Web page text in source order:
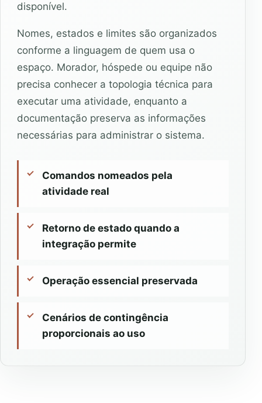
disponível.
Nomes, estados e limites são organizados
conforme a linguagem de quem usa o
espaço. Morador, hóspede ou equipe não
precisa conhecer a topologia técnica para
executar uma atividade, enquanto a
documentação preserva as informações
necessárias para administrar o sistema.
Comandos nomeados pela
atividade real
Retorno de estado quando a
integração permite
Operação essencial preservada
Cenários de contingência
proporcionais ao uso